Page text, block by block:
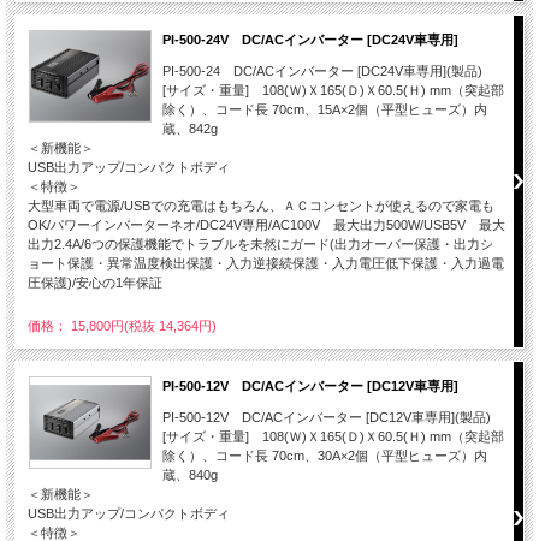
PI-500-24V DC/ACインバーター [DC24V車専用]
PI-500-24 DC/ACインバーター [DC24V車専用](製品)
[サイズ・重量] 108(Ｗ)Ｘ165(Ｄ)Ｘ60.5(Ｈ) mm（突起部
除く）、コード長 70cm、15A×2個（平型ヒューズ）内
蔵、842g
＜新機能＞
USB出力アップ/コンパクトボディ
＜特徴＞
大型車両で電源/USBでの充電はもちろん、ＡＣコンセントが使えるので家電も
OK/パワーインバーターネオ/DC24V専用/AC100V 最大出力500W/USB5V 最大
出力2.4A/6つの保護機能でトラブルを未然にガード(出力オーバー保護・出力シ
ョート保護・異常温度検出保護・入力逆接続保護・入力電圧低下保護・入力過電
圧保護)/安心の1年保証
価格： 15,800円(税抜 14,364円)
PI-500-12V DC/ACインバーター [DC12V車専用]
PI-500-12V DC/ACインバーター [DC12V車専用](製品)
[サイズ・重量] 108(Ｗ)Ｘ165(Ｄ)Ｘ60.5(Ｈ) mm（突起部
除く）、コード長 70cm、30A×2個（平型ヒューズ）内
蔵、840g
＜新機能＞
USB出力アップ/コンパクトボディ
＜特徴＞